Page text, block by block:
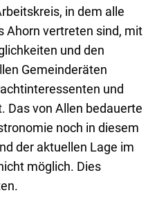
in dem alle
Ahorn vertreten sind, mit
und den
Gemeinderäten
und
Das von Allen bedauerte
noch in diesem
der aktuellen Lage im
möglich. Dies